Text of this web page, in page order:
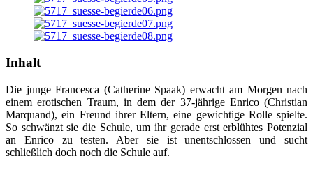
Inhalt
Die junge Francesca (Catherine Spaak) erwacht am Morgen nach
einem erotischen Traum, in dem der 37-jährige Enrico (Christian
Marquand), ein Freund ihrer Eltern, eine gewichtige Rolle spielte.
So schwänzt sie die Schule, um ihr gerade erst erblühtes Potenzial
an Enrico zu testen. Aber sie ist unentschlossen und sucht
schließlich doch noch die Schule auf.